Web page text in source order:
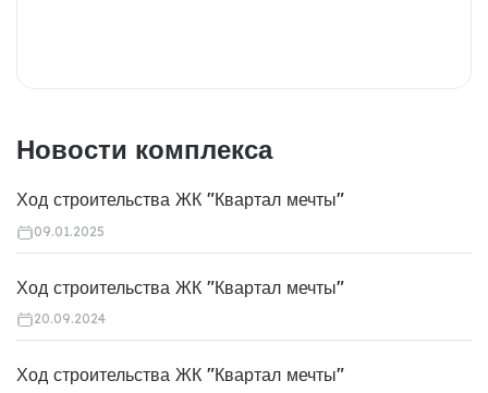
Новости комплекса
Ход строительства ЖК "Квартал мечты"
09.01.2025
Ход строительства ЖК "Квартал мечты"
20.09.2024
Ход строительства ЖК "Квартал мечты"